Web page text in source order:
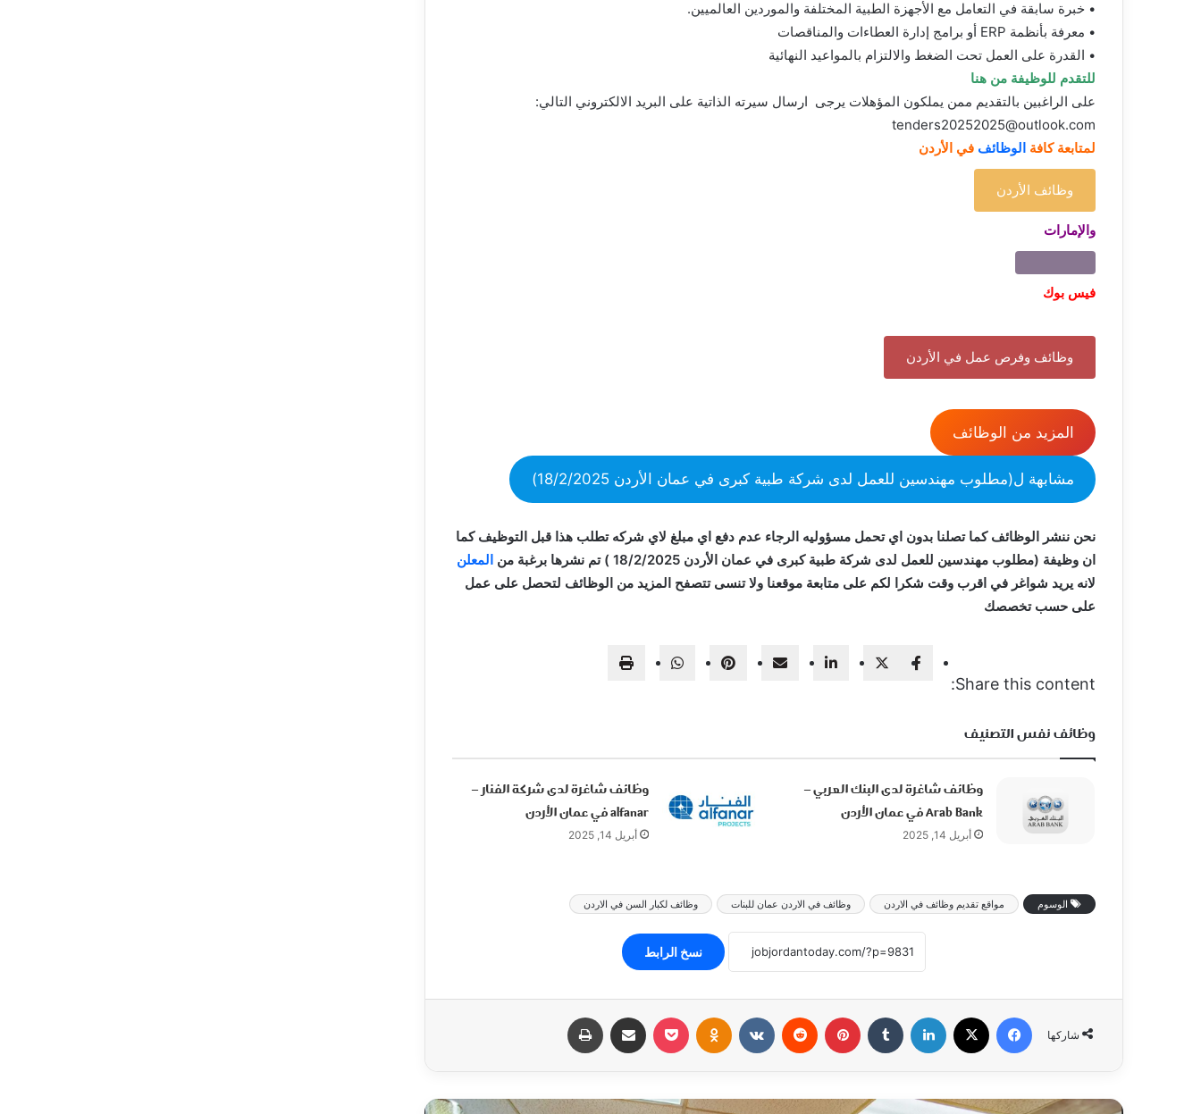
• خبرة سابقة في التعامل مع الأجهزة الطبية المختلفة والموردين العالميين.
• معرفة بأنظمة ERP أو برامج إدارة العطاءات والمناقصات
• القدرة على العمل تحت الضغط والالتزام بالمواعيد النهائية
للتقدم للوظيفة من هنا
على الراغبين بالتقديم ممن يملكون المؤهلات يرجى ارسال سيرته الذاتية على البريد الالكتروني التالي:
tenders20252025@outlook.com
لمتابعة كافة الوظائف في الأردن
وظائف الأردن
والإمارات
فيس بوك
وظائف وفرص عمل في الأردن
المزيد من الوظائف
مشابهة ل(مطلوب مهندسين للعمل لدى شركة طبية كبرى في عمان الأردن 18/2/2025)
نحن ننشر الوظائف كما تصلنا بدون اي تحمل مسؤوليه الرجاء عدم دفع اي مبلغ لاي شركه تطلب هذا قبل التوظيف كما
ان وظيفة (مطلوب مهندسين للعمل لدى شركة طبية كبرى في عمان الأردن 18/2/2025 ) تم نشرها برغبة من
المعلن
لانه يريد شواغر في اقرب وقت شكرا لكم على متابعة موقعنا ولا تنسى تتصفح المزيد من الوظائف لتحصل على عمل
على حسب تخصصك
Share this content:
وظائف نفس التصنيف
وظائف شاغرة لدى البنك العربي –
Arab Bank في عمان الأردن
أبريل 14, 2025
وظائف شاغرة لدى شركة الفنار –
alfanar في عمان الأردن
أبريل 14, 2025
الوسوم مواقع تقديم وظائف في الاردن وظائف في الاردن عمان للبنات وظائف لكبار السن في الاردن
نسخ الرابط
شاركها
فيسبوك لينكدإن بينتيريست Odnoklassniki
‫Pocket مشاركة عبر البريد